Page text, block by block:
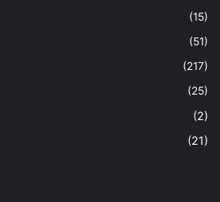
(15)
(51)
(217)
(25)
(2)
(21)